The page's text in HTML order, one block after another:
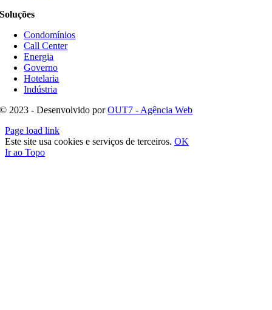
Soluções
Condomínios
Call Center
Energia
Governo
Hotelaria
Indústria
© 2023 - Desenvolvido porOUT7 - Agência Web
Page load link
Este site usa cookies e serviços de terceiros. OK
Ir ao Topo